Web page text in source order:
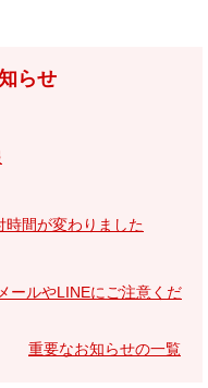
らせ
時間が変わりました
ールやLINEにご注意くだ
重要なお知らせの一覧